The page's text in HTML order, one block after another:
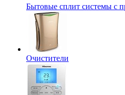
Бытовые сплит системы с
Очистители